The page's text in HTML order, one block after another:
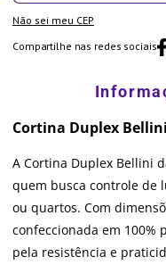
Não sei meu CEP
Compartilhe nas redes sociais
Cortina Duplex
A Cortina Duplex Bellini
quem busca controle de
ou quartos. Com
confeccionada em 100%
pela resistência e